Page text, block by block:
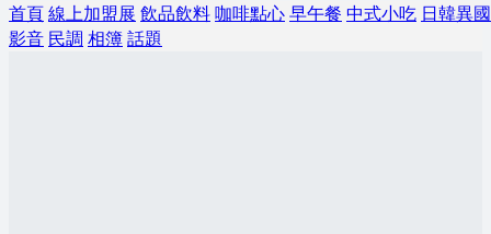
首頁線上加盟展 飲品飲料咖啡點心早午餐 中式小吃 日韓異國
影音 民調 相簿話題